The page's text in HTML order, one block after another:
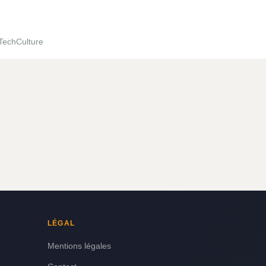
Culture
LÉGAL
Mentions légales